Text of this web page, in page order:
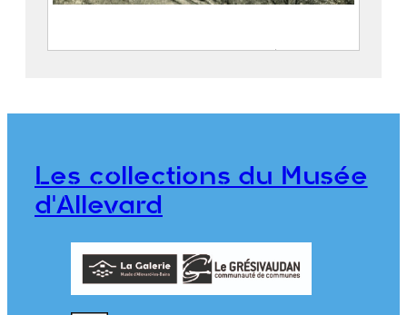
Le village de Pinsot et les vallées du
FEUGIER, Albert Marius (Saint-
Société Agfa
CE2020.1.470
Les collections du Musée
d'Allevard